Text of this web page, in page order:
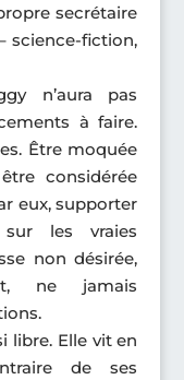
secrétaire
science-fiction,
n’aura pas
à faire.
Être moquée
considérée
eux, supporter
les vraies
non désirée,
ne jamais
libre. Elle vit en
de ses